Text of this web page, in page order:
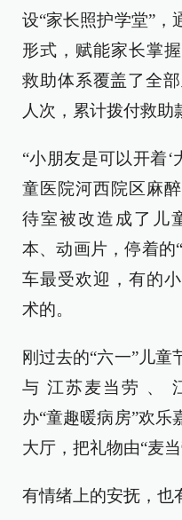
设“家长照护学堂”，
形式，赋能家长掌
救助体系覆盖了全
人次，累计拨付救助
“小朋友是可以开着‘
童医院河西院区麻
待室被改造成了儿
本、动画片，停着的
车最受欢迎，有的
术的。
刚过去的“六一”儿童
与 江苏麦当劳 、
办“童趣暖病房”欢乐
大厅，把礼物由“麦
有情绪上的安抚，也